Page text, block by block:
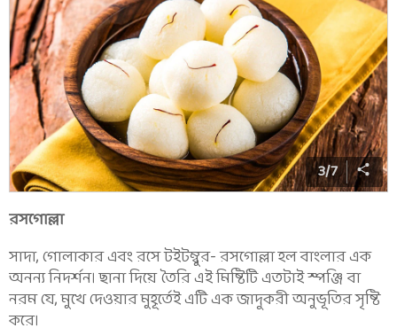
3/7
রসগোল্লা
সাদা, গোলাকার এবং রসে টইটম্বুর- রসগোল্লা হল বাংলার এক
অনন্য নিদর্শন। ছানা দিয়ে তৈরি এই মিষ্টিটি এতটাই স্পঞ্জি বা
নরম যে, মুখে দেওয়ার মুহূর্তেই এটি এক জাদুকরী অনুভূতির সৃষ্টি
করে।